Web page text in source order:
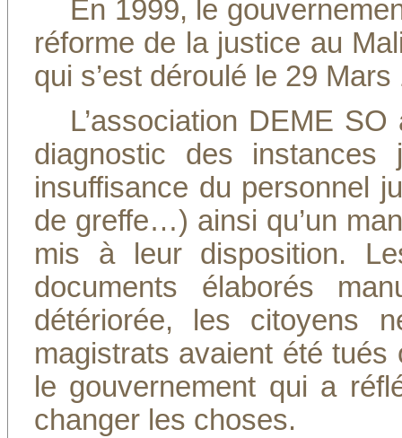
En 1999, le
réforme de la justice au
qui s’est déroulé le 29 Mars
L’association DEME
diagnostic des
insuffisance du personnel
de greffe…) ainsi qu’un
mis à leur disposition.
documents élaborés
détériorée, les citoyens
magistrats avaient été
le gouvernement qui a
changer les choses.